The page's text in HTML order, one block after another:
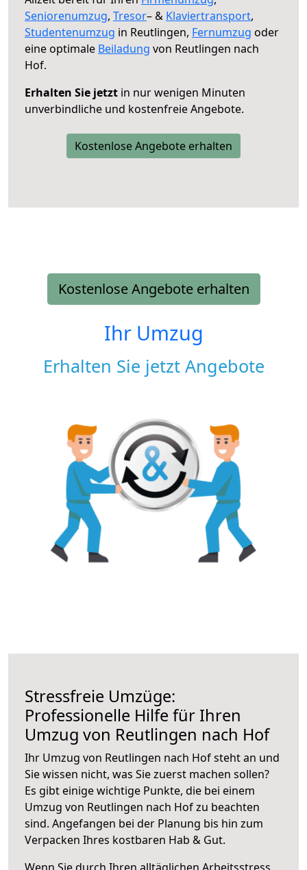
Seniorenumzug, Tresor– & Klaviertransport,
Studentenumzug in Reutlingen, Fernumzug oder
eine optimale Beiladung von Reutlingen nach
Hof.
Erhalten Sie jetzt in nur wenigen Minuten
unverbindliche und kostenfreie Angebote.
Kostenlose Angebote erhalten
Kostenlose Angebote erhalten
Ihr Umzug
Erhalten Sie jetzt Angebote
Stressfreie Umzüge:
Professionelle Hilfe für Ihren
Umzug von Reutlingen nach Hof
Ihr Umzug von Reutlingen nach Hof steht an und
Sie wissen nicht, was Sie zuerst machen sollen?
Es gibt einige wichtige Punkte, die bei einem
Umzug von Reutlingen nach Hof zu beachten
sind. Angefangen bei der Planung bis hin zum
Verpacken Ihres kostbaren Hab & Gut.